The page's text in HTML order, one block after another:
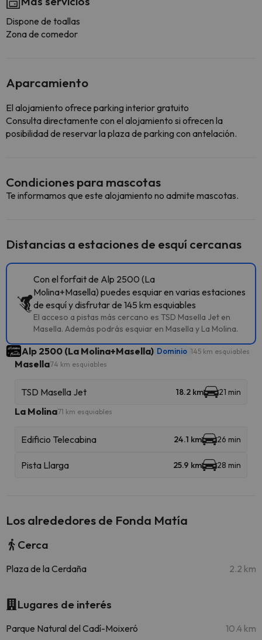
Dispone de toallas
Zona de comedor
Aparcamiento
El alojamiento ofrece parking interior gratuito
Consulta directamente con el alojamiento si ofrecen la
posibilidad de reservar la plaza de parking con antelación.
Condiciones para mascotas
Te informamos que este alojamiento no admite mascotas.
Distancias a estaciones de esquí cercanas
Con el forfait de Alp 2500 (La
Molina+Masella) puedes esquiar en varias estaciones
de esquí y disfrutar de 145 km esquiables
El acceso a pistas más cercano es TSD Masella Jet en
Masella. Además podrás esquiar en Masella y La Molina.
Alp 2500 (La Molina+Masella) Dominio 145 km esquiables
Masella74 km esquiables
TSD Masella Jet 18.2 km 21 min
La Molina71 km esquiables
Edificio Telecabina 24.1 km 26 min
Pista Llarga 25.9 km 28 min
Los alrededores de Fonda Matía
Cerca
Plaza de la Cerdaña 2.2 km
Lugares de interés
Parque Natural del Cadí-Moixeró 10.4 km